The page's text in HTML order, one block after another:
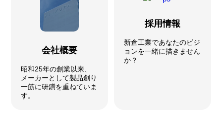
会社概要
昭和25年の創業以来、
メーカーとして製品創り
一筋に研鑽を重ねていま
す。
採用情報
新倉工業であなたのビジ
ョンを一緒に描きません
か？